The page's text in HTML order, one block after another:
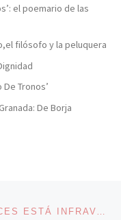
el poemario de las
filósofo y la peluquera
Tronos’
De Borja
LA INTELIGENCIA DE LOS PECES ESTÁ INFRAVALORADA